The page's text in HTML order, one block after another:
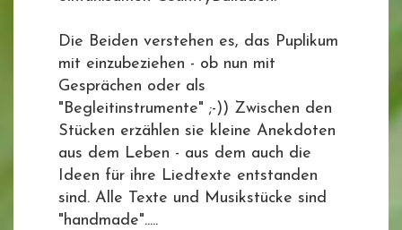
Die Beiden verstehen es, das Puplikum
mit einzubeziehen - ob nun mit
Gesprächen oder als
"Begleitinstrumente" ;-)) Zwischen den
Stücken erzählen sie kleine Anekdoten
aus dem Leben - aus dem auch die
Ideen für ihre Liedtexte entstanden
sind. Alle Texte und Musikstücke sind
"handmade".....